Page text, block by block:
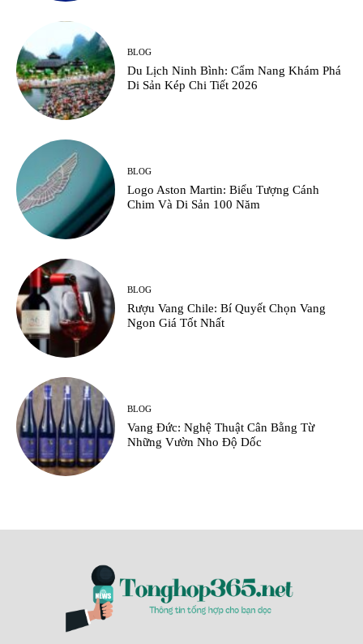
BLOG
Du Lịch Ninh Bình: Cẩm Nang Khám Phá
Di Sản Kép Chi Tiết 2026
BLOG
Logo Aston Martin: Biểu Tượng Cánh
Chim Và Di Sản 100 Năm
BLOG
Rượu Vang Chile: Bí Quyết Chọn Vang
Ngon Giá Tốt Nhất
BLOG
Vang Đức: Nghệ Thuật Cân Bằng Từ
Những Vườn Nho Độ Dốc